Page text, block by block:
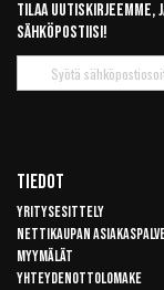
Tilaa uutiskirjeemme,
sähköpostiisi!
uutiskirje
Tiedot
Yritysesittely
Nettikaupan
Myymälät
Yhteydenottolomake